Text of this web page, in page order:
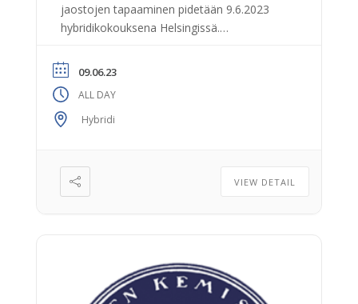
jaostojen tapaaminen pidetään 9.6.2023
hybridikokouksena Helsingissä.
09.06.23
ALL DAY
Hybridi
VIEW DETAIL